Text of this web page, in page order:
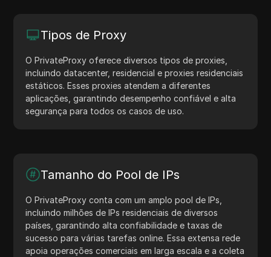
Tipos de Proxy
O PrivateProxy oferece diversos tipos de proxies,
incluindo datacenter, residencial e proxies residenciais
estáticos. Esses proxies atendem a diferentes
aplicações, garantindo desempenho confiável e alta
segurança para todos os casos de uso.
Tamanho do Pool de IPs
O PrivateProxy conta com um amplo pool de IPs,
incluindo milhões de IPs residenciais de diversos
países, garantindo alta confiabilidade e taxas de
sucesso para várias tarefas online. Essa extensa rede
apoia operações comerciais em larga escala e a coleta